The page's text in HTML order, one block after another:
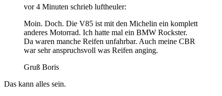
vor 4 Minuten schrieb luftheuler:
Moin. Doch. Die V85 ist mit den Michelin ein komplett
anderes Motorrad. Ich hatte mal ein BMW Rockster.
Da waren manche Reifen unfahrbar. Auch meine CBR
war sehr anspruchsvoll was Reifen anging.
Gruß Boris
Das kann alles sein.